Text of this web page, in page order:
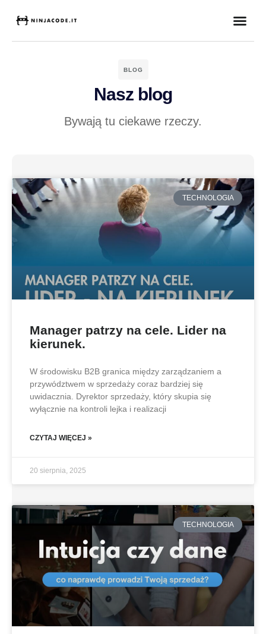
BLOG
Nasz blog
Bywają tu ciekawe rzeczy.
TECHNOLOGIA
Manager patrzy na cele. Lider na
kierunek.
W środowisku B2B granica między zarządzaniem a
przywództwem w sprzedaży coraz bardziej się
uwidacznia. Dyrektor sprzedaży, który skupia się
wyłącznie na kontroli lejka i realizacji
CZYTAJ WIĘCEJ »
20 sierpnia, 2025
TECHNOLOGIA